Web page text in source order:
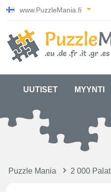
www.PuzzleMania.fi
UUTISET MYYNTI
Puzzle Mania 2 000 Palat